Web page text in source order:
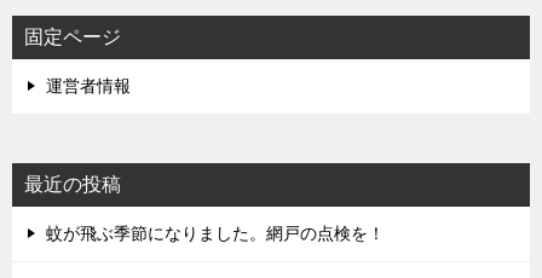
固定ページ
運営者情報
最近の投稿
蚊が飛ぶ季節になりました。網戸の点検を！